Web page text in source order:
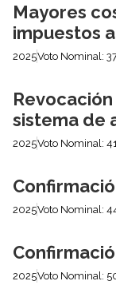
Mayores
impuestos
2025Voto Nominal:
sistema de
2025Voto Nominal:
2025Voto Nominal:
2025Voto Nominal: